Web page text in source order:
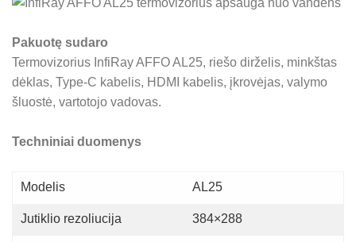
Pakuotę sudaro
Termovizorius InfiRay AFFO AL25, riešo dirželis, minkštas
dėklas, Type-C kabelis, HDMI kabelis, įkrovėjas, valymo
šluostė, vartotojo vadovas.
Techniniai duomenys
Modelis AL25
Jutiklio rezoliucija 384×288